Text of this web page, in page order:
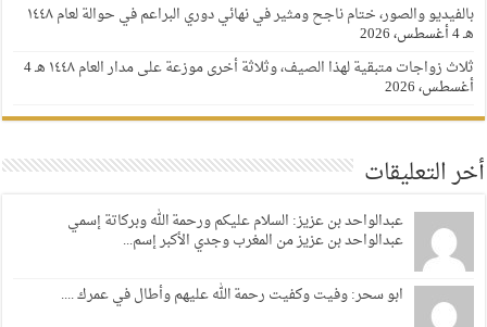
بالفيديو والصور، ختام ناجح ومثير في نهائي دوري البراعم في حوالة لعام ١٤٤٨
هـ4 أغسطس، 2026
ثلاث زواجات متبقية لهذا الصيف، وثلاثة أخرى موزعة على مدار العام ١٤٤٨ هـ
4
أغسطس، 2026
أخر التعليقات
عبدالواحد بن عزيز: السلام عليكم ورحمة الله وبركاتة إسمي
عبدالواحد بن عزيز من المغرب وجدي الأكبر إسم...
ابو سحر: وفيت وكفيت رحمة الله عليهم وأطال في عمرك ....